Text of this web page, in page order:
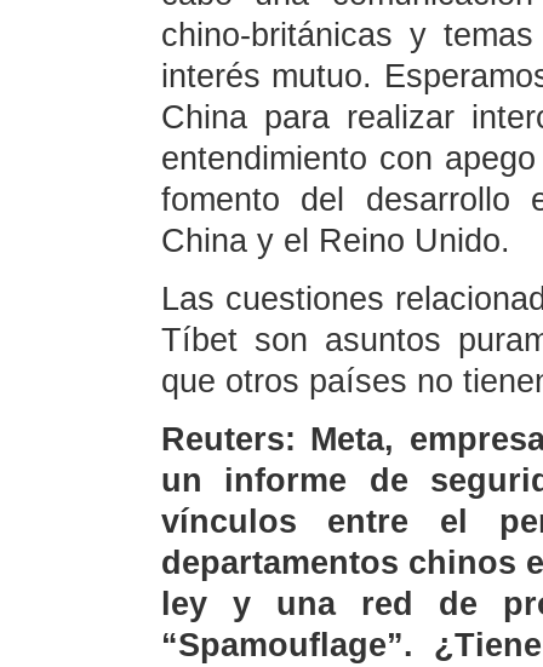
chino-británicas y
interés mutuo.
China para realizar
entendimiento con
fomento del desarrollo
China y el Reino Unido.
Las cuestiones
Tíbet son asuntos
que otros países no
Reuters: Meta,
un informe de
vínculos entre el
departamentos chinos
ley y una red de
“Spamouflage”.